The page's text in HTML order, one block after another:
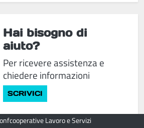
Hai bisogno di
aiuto?
Per ricevere assistenza e
chiedere informazioni
SCRIVICI
Lavoro e Servizi